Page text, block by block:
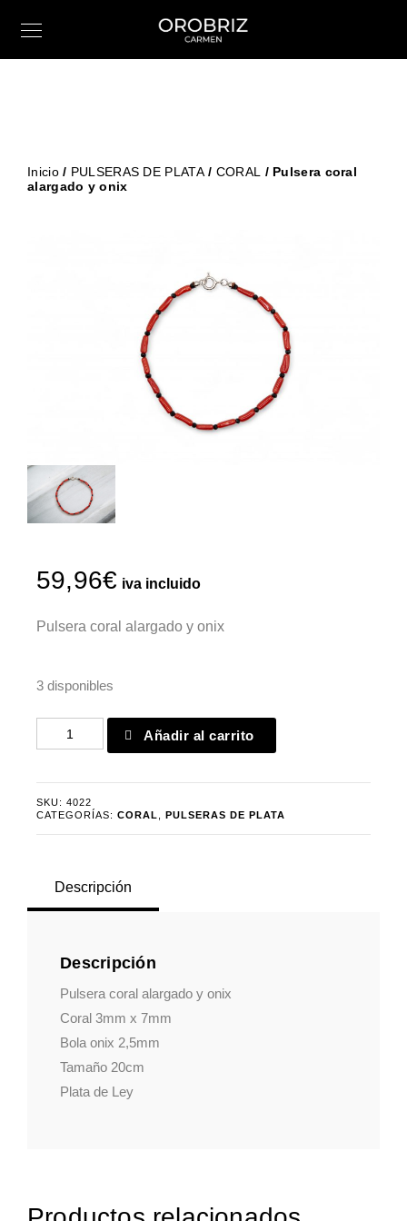
Inicio/ PULSERAS DE PLATA/ CORAL
/ Pulsera coral
alargado y onix
59,96€ iva incluido
Pulsera coral alargado y onix
3 disponibles
Pulsera
coral
onix
cantidad
Añadir al carrito
SKU: 4022
CATEGORÍAS: CORAL PULSERAS DE PLATA
Descripción
Descripción
Pulsera coral alargado y onix
Coral 3mm x 7mm
Bola onix 2,5mm
Tamaño 20cm
Plata de Ley